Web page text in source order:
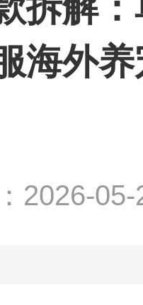
拆解
海外
2026-05-